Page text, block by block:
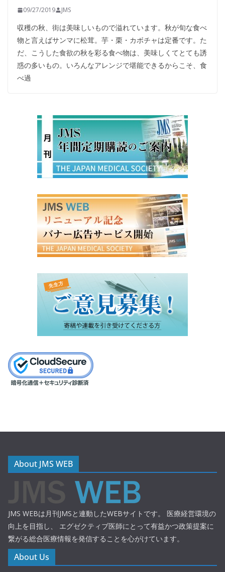
09/27/2019 JMS
収穫の秋、街は美味しいもので溢れています。秋が旬な食べ
物と言えばサンマに松茸。芋・栗・カボチャは定番です。た
だ、こうした食欲の秋を彩る食べ物は、美味しくてとても誘
惑の多いもの。いろんなアレンジで堪能できるからこそ、食
べ過
About JMS WEB
JMS WEBは月刊JMSと連動したWEBサイトです。 医療経営環境の
向上を目指し、 エグゼクティブ医師にとって有益かつ政策提案に
繋がる総合医療情報を発信することを心がけています。
About Us